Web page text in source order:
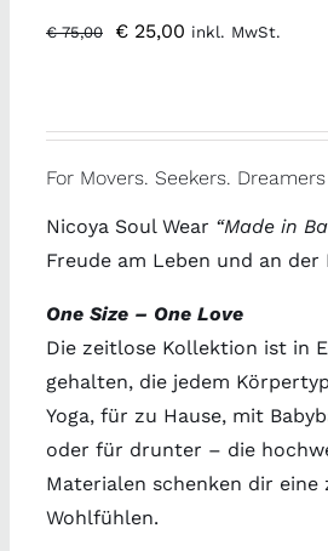
€75,00
Ursprünglicher
€ 75,00
€ 25,00 Aktueller
€ 25,00.
inkl. MwSt.
For Movers. Seekers. Dreamers
Nicoya Soul Wear “Made in
Freude am Leben und an der
One Size – One Love
Die zeitlose Kollektion ist in
gehalten, die jedem
Yoga, für zu Hause, mit
oder für drunter – die
Materialen schenken dir eine
Wohlfühlen.